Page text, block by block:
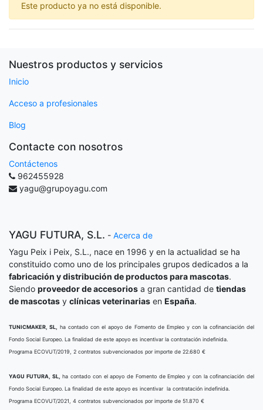
Este producto ya no está disponible.
Nuestros productos y servicios
Inicio
Acceso a profesionales
Blog
Contacte con nosotros
Contáctenos
962455928
yagu@grupoyagu.com
YAGU FUTURA, S.L. - Acerca de
Yagu Peix i Peix, S.L., nace en 1996 y en la actualidad se ha
constituido como uno de los principales grupos dedicados a la
fabricación y distribución de productos para mascotas.
Siendo proveedor de accesorios a gran cantidad de tiendas
de mascotas y clínicas veterinarias en España.
TUNICMAKER, SL,
ha contado con el apoyo de Fomento de Empleo y con la cofinanciación del
Fondo Social Europeo. La finalidad de este apoyo es incentivar la contratación indefinida.
Programa ECOVUT/2019, 2 contratos subvencionados por importe de 22.680 €
YAGU FUTURA, SL,
ha contado con el apoyo de Fomento de Empleo y con la cofinanciación del
Fondo Social Europeo. La finalidad de este apoyo es incentivar la contratación indefinida.
Programa ECOVUT/2021, 4 contratos subvencionados por importe de 51.870 €